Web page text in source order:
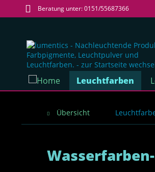
Beratung unter: 0151/55687366
Leuchtfarben
Übersicht